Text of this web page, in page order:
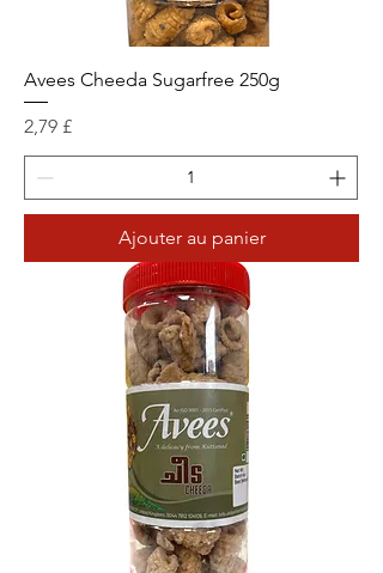
Avees Cheeda Sugarfree 250g
Prix
2,79 £
Ajouter au panier